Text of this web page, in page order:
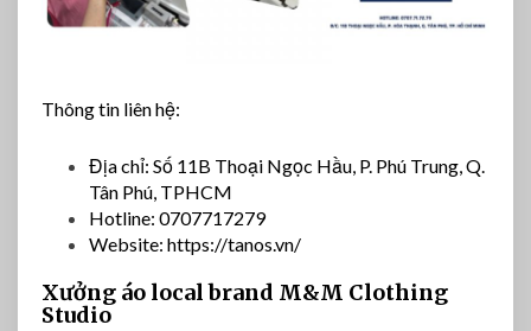
Thông tin liên hệ:
Địa chỉ: Số 11B Thoại Ngọc Hầu, P. Phú Trung, Q.
Tân Phú, TPHCM
Hotline: 0707717279
Website: https://tanos.vn/
Xưởng áo local brand M&M Clothing
Studio